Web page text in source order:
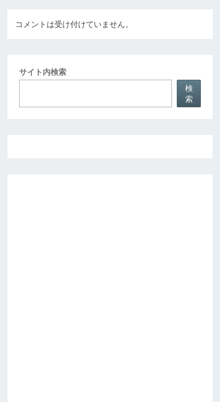
コメントは受け付けていません。
サイト内検索
検
索